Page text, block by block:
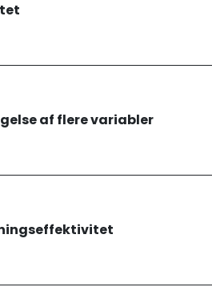
af flere variabler